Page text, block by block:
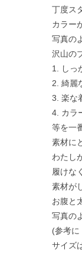
丁度ス
カラー
写真の
沢山の
1. しっ
2. 綺麗
3. 楽な
4. カラ
等を一
素材に
わたし
履けな
素材が
お腹と
写真の
(参考に
サイズ